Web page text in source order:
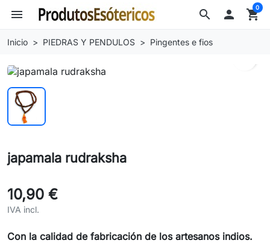
search
menu  shopping_cart
0
Inicio PIEDRAS Y PENDULOS Pingentes e fios
japamala rudraksha
10,90 €
IVA incl.
Con la calidad de fabricación de los artesanos indios.